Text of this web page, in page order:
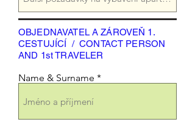
OBJEDNAVATEL A ZÁROVEŇ 1.
CESTUJÍCÍ / CONTACT PERSON
AND 1st TRAVELER
Name & Surname